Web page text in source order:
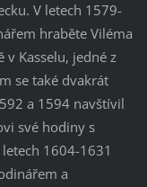
V letech 1579-
hraběte Viléma
v Kasselu, jedné z
se také dvakrát
a 1594 navštívil
své hodiny s
1604-1631
a